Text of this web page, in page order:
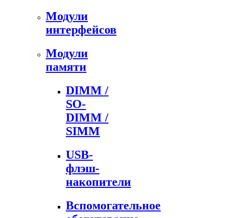
Модули
интерфейсов
Модули
памяти
DIMM /
SO-
DIMM /
SIMM
USB-
флэш-
накопители
Вспомогательное